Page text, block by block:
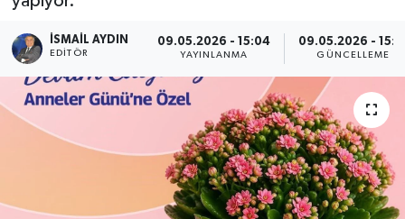
İSMAIL AYDIN
EDITÖR
09.05.2026 - 15:04
YAYINLANMA
09.05.2026 -
GÜNCELLEME